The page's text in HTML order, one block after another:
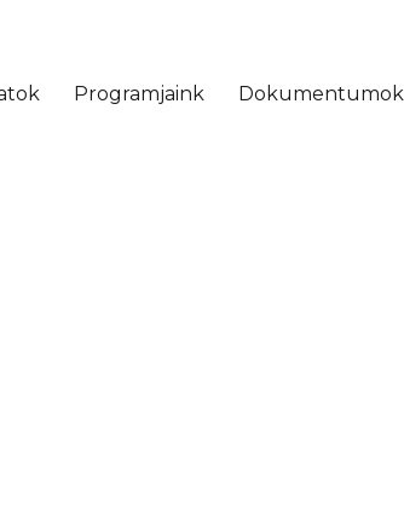
Programjaink Dokumentumok